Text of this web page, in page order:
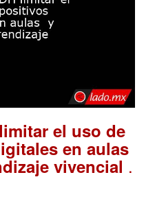
el uso de
en aulas
vivencial .